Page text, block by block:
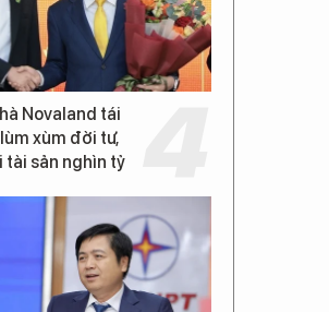
Novaland tái
xùm đời tư,
tài sản nghìn tỷ